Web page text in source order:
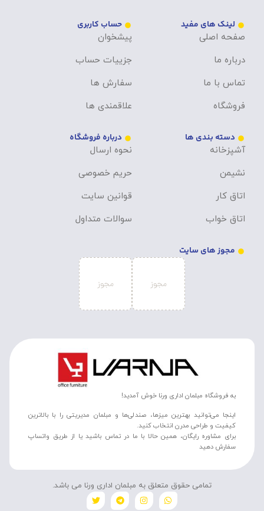
لینک های مفید
صفحه اصلی
درباره ما
تماس با ما
فروشگاه
حساب کاربری
پیشخوان
جزییات حساب
سفارش ها
علاقمندی ها
دسته بندی ها
آشپزخانه
نشیمن
اتاق کار
اتاق خواب
درباره فروشگاه
نحوه ارسال
حریم خصوصی
قوانین سایت
سوالات متداول
مجوز های سایت
به فروشگاه مبلمان اداری ورنا خوش آمدید!
اینجا می‌توانید بهترین میزها، صندلی‌ها و مبلمان مدیریتی را با بالاترین
کیفیت و طراحی مدرن انتخاب کنید.
برای مشاوره رایگان، همین حالا با ما در تماس باشید یا از طریق واتساپ
سفارش دهید
تمامی حقوق متعلق به مبلمان اداری ورنا می باشد.